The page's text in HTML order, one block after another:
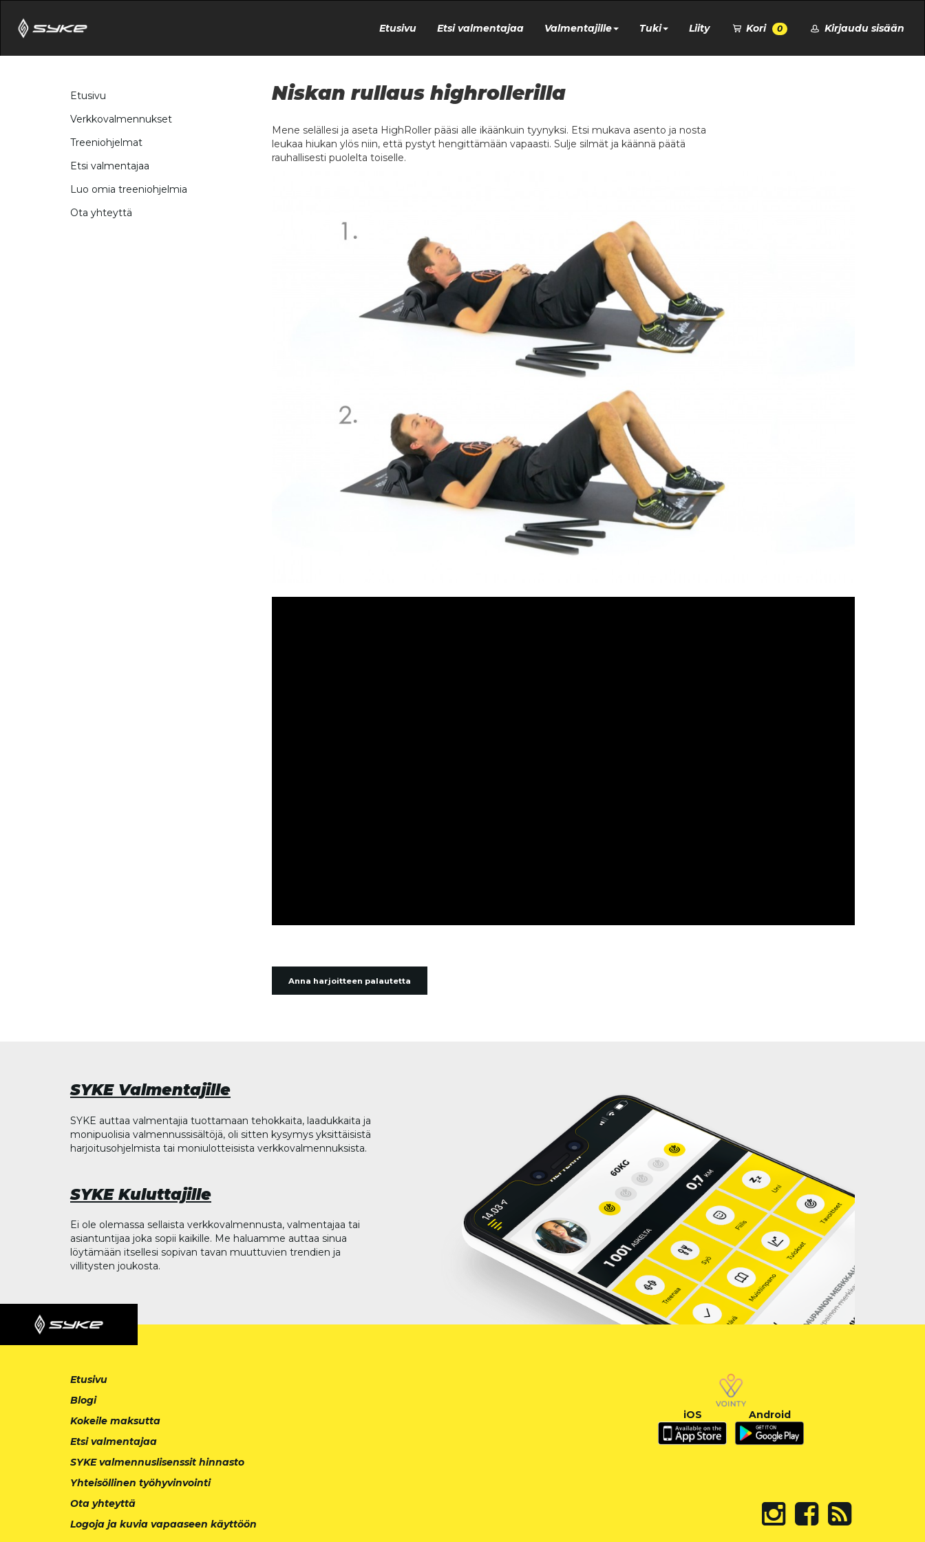
Etusivu Etsi valmentajaa Valmentajille Tuki Liity Kori 0 Kirjaudu sisään
Etusivu
Verkkovalmennukset
Treeniohjelmat
Etsi valmentajaa
Luo omia treeniohjelmia
Ota yhteyttä
Niskan rullaus highrollerilla
Mene selällesi ja aseta HighRoller pääsi alle ikäänkuin tyynyksi. Etsi mukava asento ja nosta
leukaa hiukan ylös niin, että pystyt hengittämään vapaasti. Sulje silmät ja käännä päätä
rauhallisesti puolelta toiselle.
Anna harjoitteen palautetta
SYKE Valmentajille
SYKE auttaa valmentajia tuottamaan tehokkaita, laadukkaita ja
monipuolisia valmennussisältöjä, oli sitten kysymys yksittäisistä
harjoitusohjelmista tai moniulotteisista verkkovalmennuksista.
SYKE Kuluttajille
Ei ole olemassa sellaista verkkovalmennusta, valmentajaa tai
asiantuntijaa joka sopii kaikille. Me haluamme auttaa sinua
löytämään itsellesi sopivan tavan muuttuvien trendien ja
villitysten joukosta.
Etusivu
Blogi
Kokeile maksutta
Etsi valmentajaa
SYKE valmennuslisenssit hinnasto
Yhteisöllinen työhyvinvointi
Ota yhteyttä
Logoja ja kuvia vapaaseen käyttöön
iOS Android